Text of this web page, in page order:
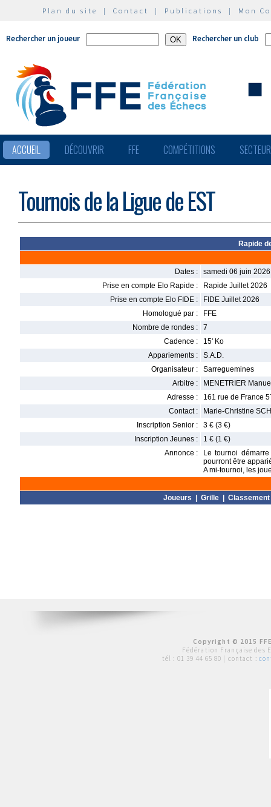
Plan du site | Contact | Publications | Mon
Rechercher un joueur Rechercher un club
ACCUEIL DÉCOUVRIR FFE COMPÉTITIONS
Tournois de la Ligue de EST
Rapide
Dates :
samedi 06 juin
Prise en compte Elo Rapide :
Rapide Juillet 2026
Prise en compte Elo FIDE :
FIDE Juillet 2026
Homologué par :
FFE
Nombre de rondes :
7
Cadence :
15' Ko
Appariements :
S.A.D.
Organisateur :
Sarreguemines
Arbitre :
MENETRIER
Adresse :
161 rue de France
Contact :
Marie-Christine
Inscription Senior :
3 € (3 €)
Inscription Jeunes :
1 € (1 €)
Annonce :
Le tournoi
pourront être
A mi-tournoi, les
Joueurs Grille Classement
Copyright © 2015
Fédération Française des
tél : 01 39 44 65 80 | contact :